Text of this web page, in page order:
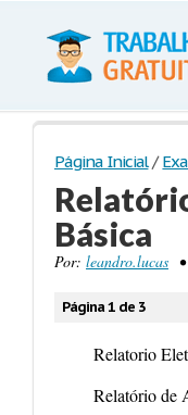
Página Inicial /
Básica
Por: leandro.lucas
Página 1 de 3
Relatorio
Relatório de